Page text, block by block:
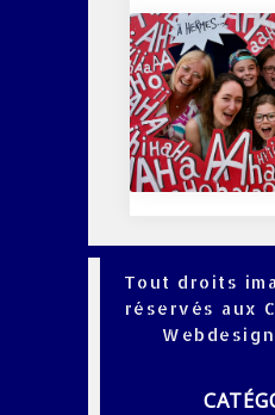
Tout droits
réservés aux
Webdesign